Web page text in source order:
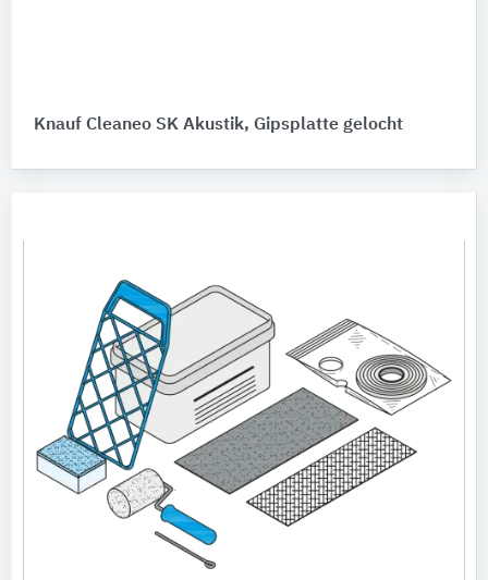
Knauf Cleaneo SK Akustik, Gipsplatte gelocht